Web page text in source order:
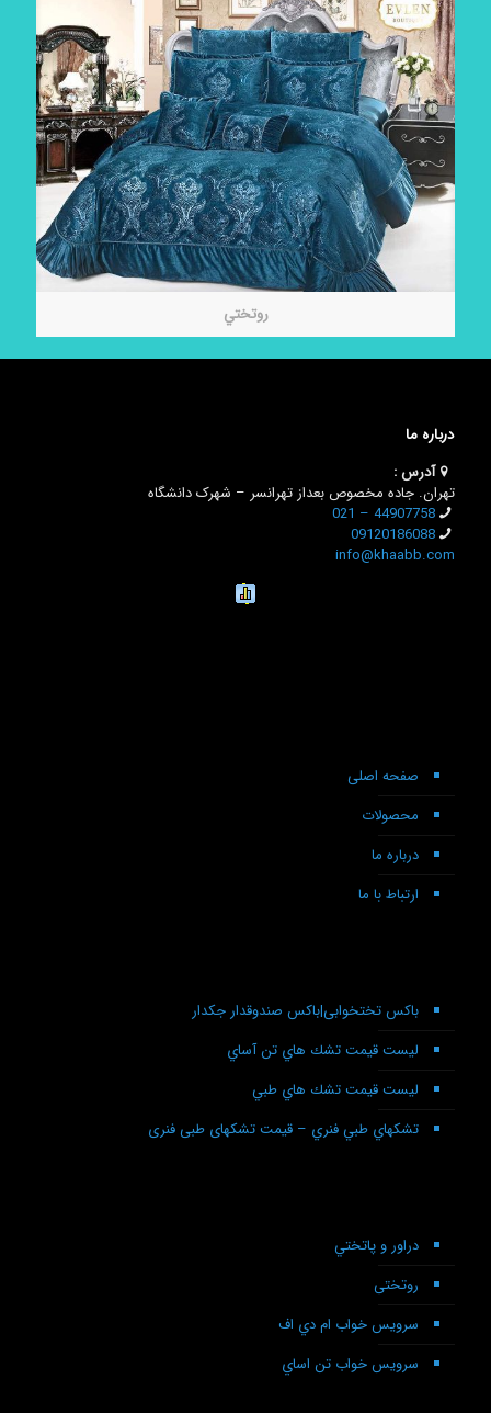
روتختي
درباره ما
آدرس :
تهران. جاده مخصوص بعداز تهرانسر – شهرک دانشگاه
44907758 – 021
09120186088
info@khaabb.com
صفحه اصلی
محصولات
درباره ما
ارتباط با ما
باکس تختخوابی|باکس صندوقدار جکدار
لیست قیمت تشك هاي تن آساي
ليست قيمت تشك هاي طبي
تشكهاي طبي فنري – قیمت تشکهای طبی فنری
دراور و پاتختي
روتختی
سرويس خواب ام دي اف
سرويس خواب تن اساي